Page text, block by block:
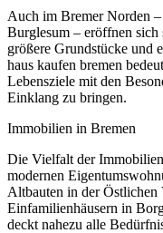
Auch im Bremer Norden
Burglesum – eröffnen
größere Grundstücke und
haus kaufen bremen
Lebensziele mit den
Einklang zu bringen.
Immobilien in Bremen
Die Vielfalt der
modernen
Altbauten in der Östlichen
Einfamilienhäusern in
deckt nahezu alle